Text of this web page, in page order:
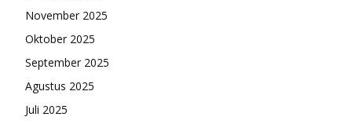
November 2025
Oktober 2025
September 2025
Agustus 2025
Juli 2025